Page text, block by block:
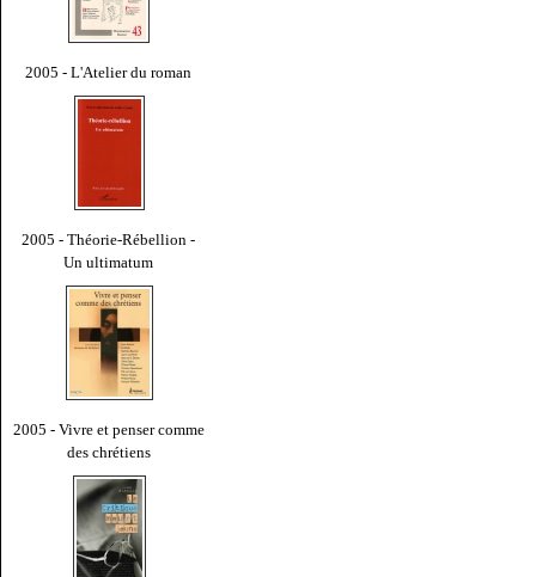
2005 - L'Atelier du roman
2005 - Théorie-Rébellion -
Un ultimatum
2005 - Vivre et penser comme
des chrétiens